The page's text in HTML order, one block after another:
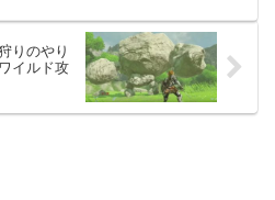
りのやり
イルド攻